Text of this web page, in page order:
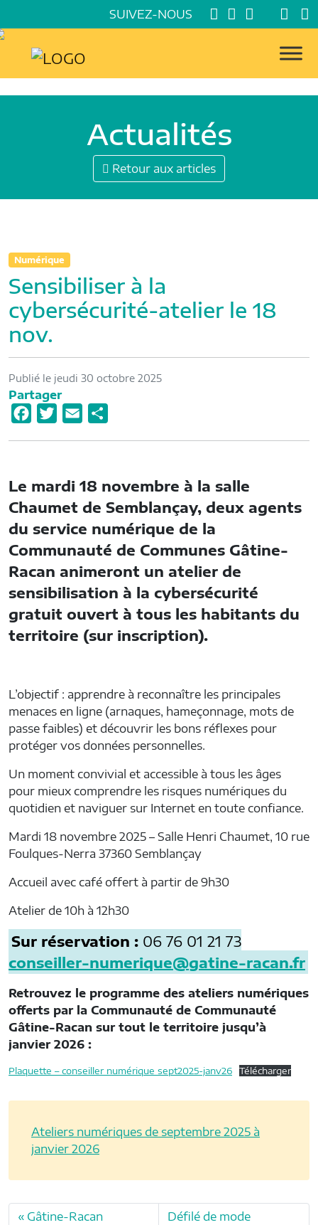
SUIVEZ-NOUS
Actualités
Retour aux articles
Numérique
Sensibiliser à la
cybersécurité-atelier le 18
nov.
Publié le jeudi 30 octobre 2025
Partager
b
o
o
k
t
e
r
l
a
g
e
r
Le mardi 18 novembre à la salle
Chaumet de Semblançay, deux agents
du service numérique de la
Communauté de Communes Gâtine-
Racan animeront un atelier de
sensibilisation à la cybersécurité
gratuit ouvert à tous les habitants du
territoire (sur inscription).
L’objectif : apprendre à reconnaître les principales
menaces en ligne (arnaques, hameçonnage, mots de
passe faibles) et découvrir les bons réflexes pour
protéger vos données personnelles.
Un moment convivial et accessible à tous les âges
pour mieux comprendre les risques numériques du
quotidien et naviguer sur Internet en toute confiance.
Mardi 18 novembre 2025 – Salle Henri Chaumet, 10 rue
Foulques-Nerra 37360 Semblançay
Accueil avec café offert à partir de 9h30
Atelier de 10h à 12h30
Sur réservation : 06 76 01 21 73
conseiller-numerique@gatine-racan.fr
Retrouvez le programme des ateliers numériques
offerts par la Communauté de Communauté
Gâtine-Racan sur tout le territoire jusqu’à
janvier 2026 :
Plaquette – conseiller numérique sept2025-janv26 Télécharger
Ateliers numériques de septembre 2025 à
janvier 2026
Gâtine-Racan
Défilé de mode